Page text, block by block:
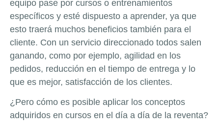
equipo pase por cursos o entrenamientos
específicos y esté dispuesto a aprender, ya que
esto traerá muchos beneficios también para el
cliente. Con un servicio direccionado todos salen
ganando, como por ejemplo, agilidad en los
pedidos, reducción en el tiempo de entrega y lo
que es mejor, satisfacción de los clientes.
¿Pero cómo es posible aplicar los conceptos
adquiridos en cursos en el día a día de la reventa?